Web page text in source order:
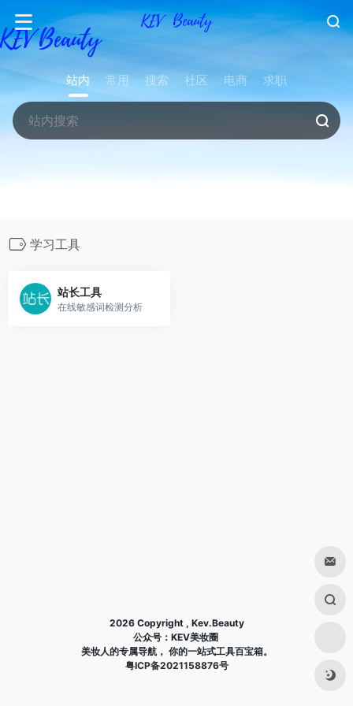
站内 常用 搜索 社区 电商 求职
学习工具
站长工具
在线敏感词检测分析
2026 Copyright , Kev.Beauty
公众号：KEV美妆圈
美妆人的专属导航， 你的一站式工具百宝箱。
粤ICP备2021158876号